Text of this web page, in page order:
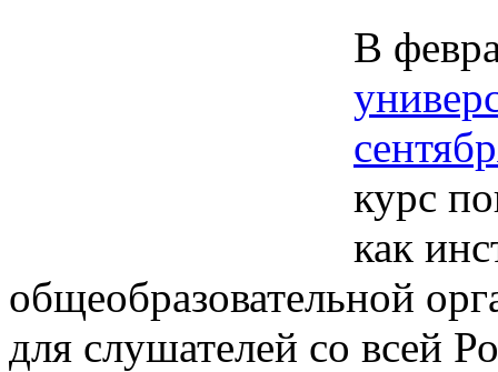
В
курс
как
общеобразовательной
для слушателей со всей